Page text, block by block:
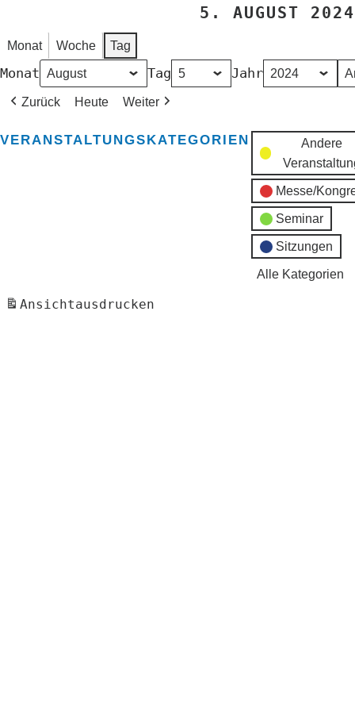
5. AUGUST 2024
Monat Woche Tag
Monat Tag Jahr
Zurück Heute Weiter
VERANSTALTUNGSKATEGORIEN
Andere
Messe/
Seminar
Sitzungen
Alle Kategorien
Ansichtausdrucken